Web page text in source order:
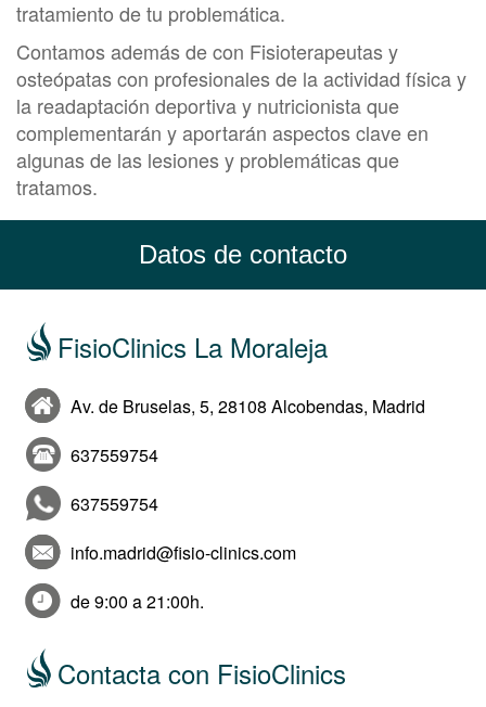
tratamiento de tu problemática.
Contamos además de con Fisioterapeutas y
osteópatas con profesionales de la actividad física y
la readaptación deportiva y nutricionista que
complementarán y aportarán aspectos clave en
algunas de las lesiones y problemáticas que
tratamos.
Datos de contacto
FisioClinics La Moraleja
Av. de Bruselas, 5, 28108 Alcobendas, Madrid
637559754
637559754
info.madrid@fisio-clinics.com
de 9:00 a 21:00h.
Contacta con FisioClinics